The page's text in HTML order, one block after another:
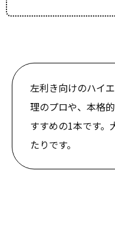
左利き向けのハイ
理のプロや、本格
すすめの1本です。
たりです。